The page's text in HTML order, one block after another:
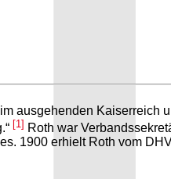
ausgehenden Kaiserreich
[1] Roth war
1900 erhielt Roth vom